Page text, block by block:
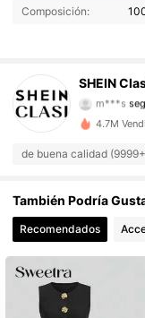
Composición:
SHEIN
4,91
m***s
4,91
4,91
4,91
4,91
4.7M
de buena calidad
También Podría
Recomendados